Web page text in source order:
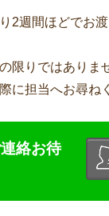
2週間ほどでお
限りではありま
に担当へお尋ね
絡お待